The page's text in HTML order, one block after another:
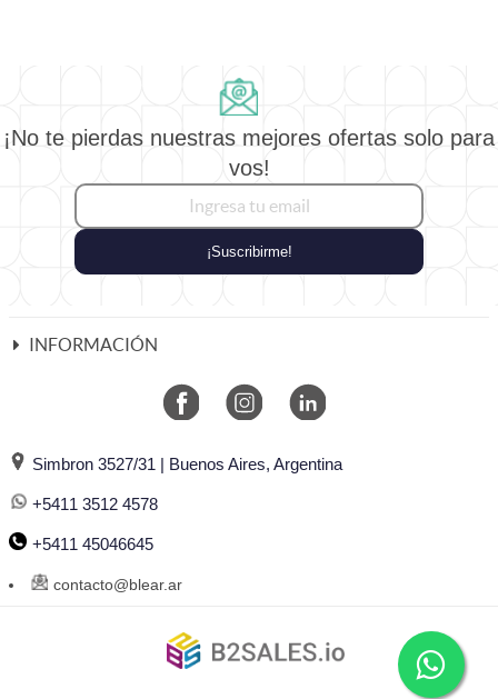
¡No te pierdas nuestras mejores ofertas solo para
vos!
¡Suscribirme!
INFORMACIÓN
Simbron 3527/31 | Buenos Aires, Argentina
+5411 3512 4578
+5411 45046645
contacto@blear.ar